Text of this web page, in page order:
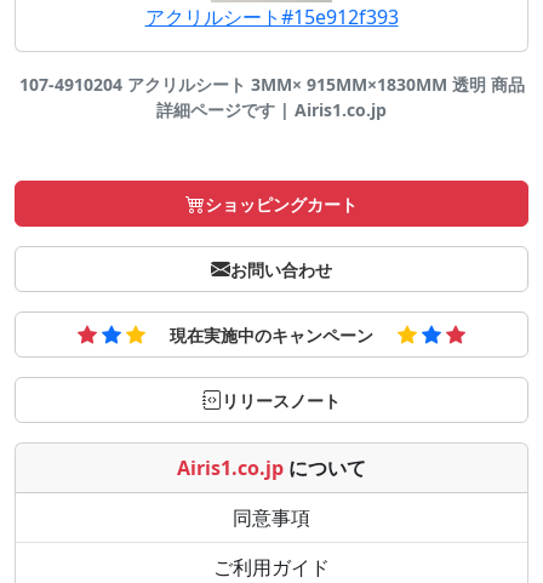
アクリルシート#15e912f393
107-4910204 アクリルシート 3MM× 915MM×1830MM 透明 商品
詳細ページです | Airis1.co.jp
ショッピングカート
お問い合わせ
現在実施中のキャンペーン
リリースノート
Airis1.co.jp について
同意事項
ご利用ガイド